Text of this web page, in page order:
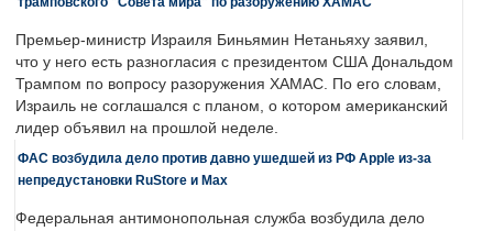
Премьер-министр Израиля Биньямин Нетаньяху заявил,
что у него есть разногласия с президентом США Дональдом
Трампом по вопросу разоружения ХАМАС. По его словам,
Израиль не соглашался с планом, о котором американский
лидер объявил на прошлой неделе.
ФАС возбудила дело против давно ушедшей из РФ Apple из-за
непредустановки RuStore и Max
Федеральная антимонопольная служба возбудила дело